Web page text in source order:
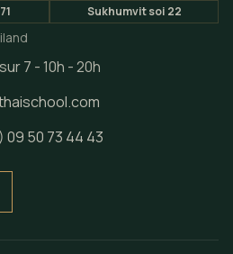
Sukhumvit soi 22
7 - 10h - 20h
09 50 73 44 43